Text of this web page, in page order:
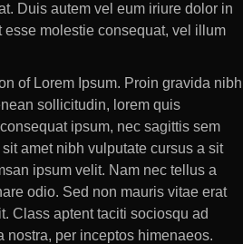
Duis autem vel eum iriure dolor in
esse molestie consequat, vel illum
of Lorem Ipsum. Proin gravida nibh
sollicitudin, lorem quis
ipsum, nec sagittis sem
amet nibh vulputate cursus a sit
ipsum velit. Nam nec tellus a
odio. Sed non mauris vitae erat
Class aptent taciti sociosqu ad
nostra, per inceptos himenaeos.